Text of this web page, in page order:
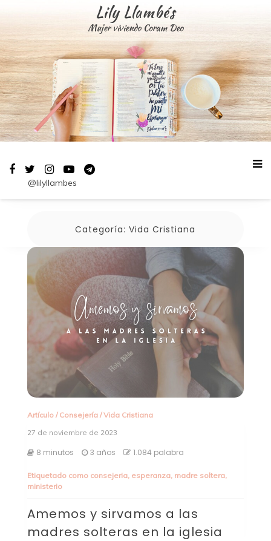
Lily Llambés
Mujer viviendo Coram Deo
@lilyllambes
Categoría:Vida Cristiana
Artículo/ Consejería/Vida Cristiana
27 de noviembre de 2023
8 minutos 3 años 1.084 palabra
Etiquetado como consejeria, esperanza, madre soltera,
ministerio
Amemos y sirvamos a las
madres solteras en la iglesia